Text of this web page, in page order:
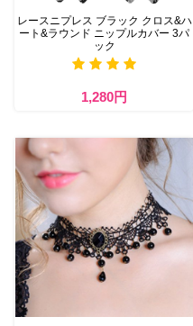
レースニプレス ブラック クロス&ハ
ート&ラウンド ニップルカバー 3パ
ック
1,280円